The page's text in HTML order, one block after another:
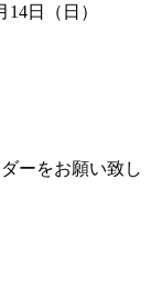
日（日）
ーをお願い致し